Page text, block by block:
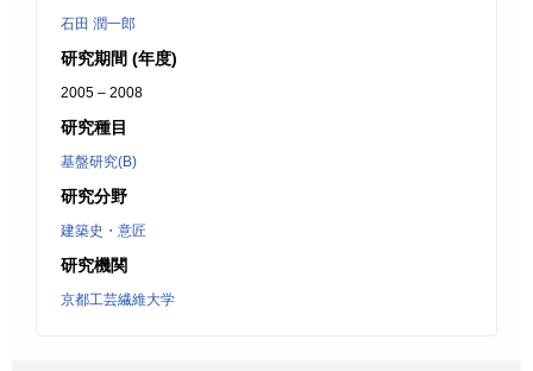
石田 潤一郎
研究期間 (年度)
2005 – 2008
研究種目
基盤研究(B)
研究分野
建築史・意匠
研究機関
京都工芸繊維大学